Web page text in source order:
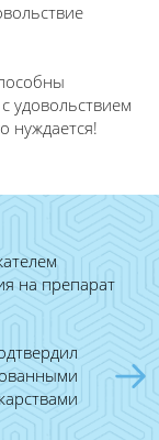
удовольствием
нуждается!
на препарат